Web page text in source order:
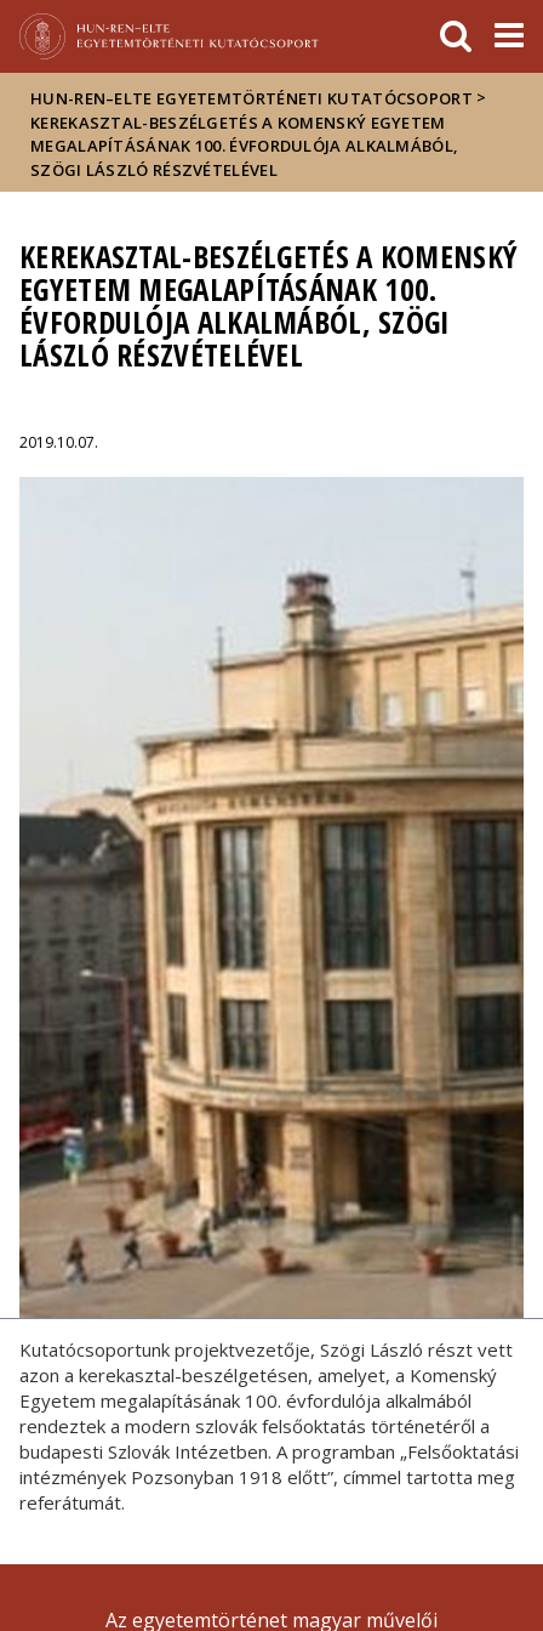
sajtóban
HUN-REN–ELTE EGYETEMTÖRTÉNETI KUTATÓCSOPORT >
KEREKASZTAL-BESZÉLGETÉS A KOMENSKÝ EGYETEM
MEGALAPÍTÁSÁNAK 100. ÉVFORDULÓJA ALKALMÁBÓL,
SZÖGI LÁSZLÓ RÉSZVÉTELÉVEL
KEREKASZTAL-BESZÉLGETÉS A KOMENSKÝ
EGYETEM MEGALAPÍTÁSÁNAK 100.
ÉVFORDULÓJA ALKALMÁBÓL, SZÖGI
LÁSZLÓ RÉSZVÉTELÉVEL
2019.10.07.
Kutatócsoportunk projektvezetője, Szögi László részt vett
azon a kerekasztal-beszélgetésen, amelyet, a Komenský
Egyetem megalapításának 100. évfordulója alkalmából
rendeztek a modern szlovák felsőoktatás történetéről a
budapesti Szlovák Intézetben. A programban „Felsőoktatási
intézmények Pozsonyban 1918 előtt”, címmel tartotta meg
referátumát.
Az egyetemtörténet magyar művelői